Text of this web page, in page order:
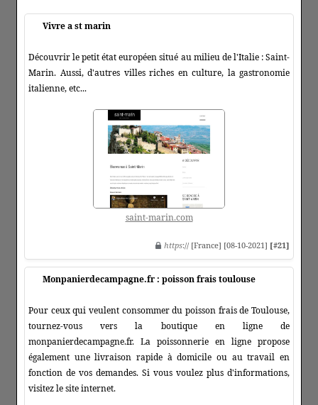
Vivre a st marin
Découvrir le petit état européen situé au milieu de l'Italie : Saint-
Marin. Aussi, d'autres villes riches en culture, la gastronomie
italienne, etc...
saint-marin.com
https:// [France] [08-10-2021] [#21]
Monpanierdecampagne.fr : poisson frais toulouse
Pour ceux qui veulent consommer du poisson frais de Toulouse,
tournez-vous vers la boutique en ligne de
monpanierdecampagne.fr. La poissonnerie en ligne propose
également une livraison rapide à domicile ou au travail en
fonction de vos demandes. Si vous voulez plus d'informations,
visitez le site internet.